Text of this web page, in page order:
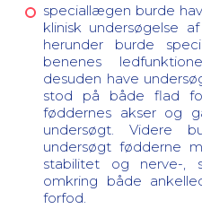
speciallægen burde
klinisk undersøgelse
herunder burde
benenes
desuden have
stod på både flad
føddernes akser og
undersøgt. Videre
undersøgt fødderne
stabilitet og nerve-,
omkring både
forfod.